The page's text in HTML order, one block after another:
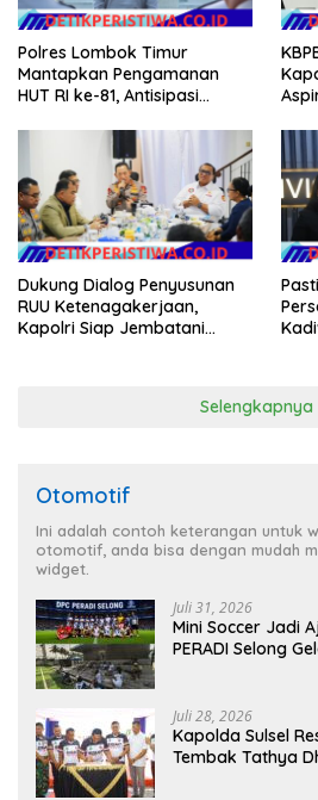
Polres Lombok Timur
Mantapkan Pengamanan
HUT RI ke-81, Antisipasi
Agenda Kapolri
Dukung Dialog Penyusunan
RUU Ketenagakerjaan,
Kapolri Siap Jembatani
Selengkapnya
Otomotif
Ini adalah contoh keterangan untuk
otomotif, anda bisa dengan mudah
widget.
Juli 31, 2026
Mini Soccer Jadi
PERADI Selong
Juli 28, 2026
Kapolda Sulsel
Tembak Tathya